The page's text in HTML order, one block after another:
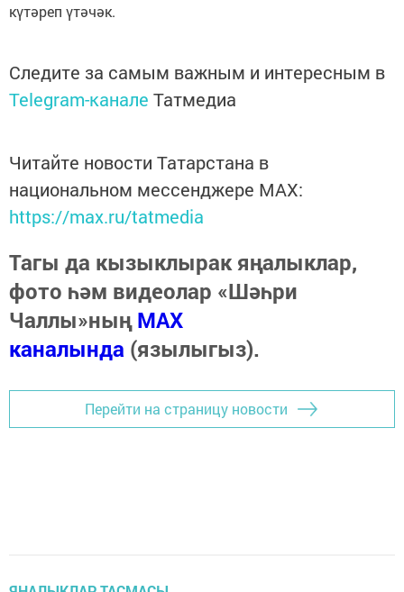
күтәреп үтәчәк.
Следите за самым важным и интересным в
Telegram-канале Татмедиа
Читайте новости Татарстана в
национальном мессенджере MАХ:
https://max.ru/tatmedia
Тагы да кызыклырак яңалыклар,
фото һәм видеолар «Шәһри
Чаллы»ныңMAX
каналында (язылыгыз).
Перейти на страницу новости